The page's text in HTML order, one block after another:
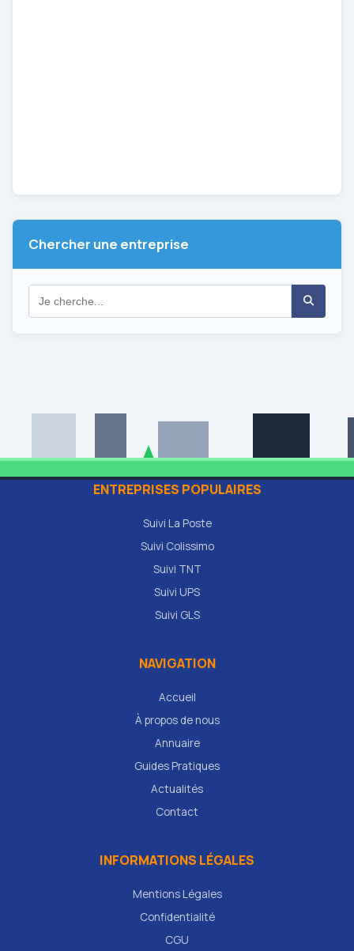
Chercher une entreprise
ENTREPRISES POPULAIRES
Suivi La Poste
Suivi Colissimo
Suivi TNT
Suivi UPS
Suivi GLS
NAVIGATION
Accueil
À propos de nous
Annuaire
Guides Pratiques
Actualités
Contact
INFORMATIONS LÉGALES
Mentions Légales
Confidentialité
CGU